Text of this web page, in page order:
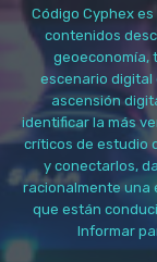
Código Cyphex
contenidos
geoeconomía,
escenario digital
ascensión
identificar la más
críticos de estudio
y conectarlos,
racionalmente una
que están
Informar